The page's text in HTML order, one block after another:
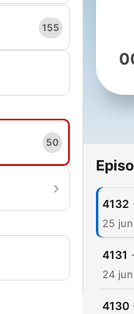
155
50
4132
25
4131
24
4130